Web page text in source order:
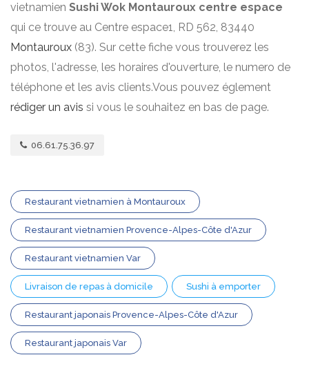
vietnamien Sushi Wok Montauroux centre espace
qui ce trouve au Centre espace1, RD 562, 83440
Montauroux (83). Sur cette fiche vous trouverez les
photos, l'adresse, les horaires d'ouverture, le numero de
téléphone et les avis clients.Vous pouvez églement
rédiger un avis si vous le souhaitez en bas de page.
06.61.75.36.97
Restaurant vietnamien à Montauroux
Restaurant vietnamien Provence-Alpes-Côte d'Azur
Restaurant vietnamien Var
Livraison de repas à domicile Sushi à emporter
Restaurant japonais Provence-Alpes-Côte d'Azur
Restaurant japonais Var